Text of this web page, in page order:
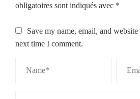
obligatoires sont indiqués avec *
Save my name, email, and
next time I comment.